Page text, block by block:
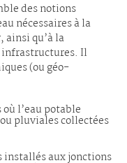
des notions
nécessaires à la
ainsi qu’à la
infrastructures. Il
(ou géo-
l’eau potable
pluviales collectées
installés aux jonctions